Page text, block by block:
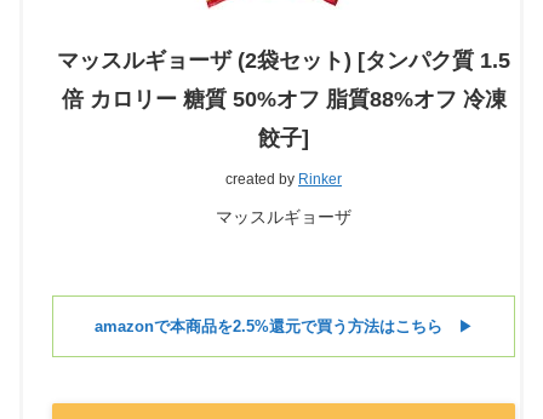
マッスルギョーザ (2袋セット) [タンパク質 1.5
倍 カロリー 糖質 50%オフ 脂質88%オフ 冷凍
餃子]
created by Rinker
マッスルギョーザ
amazonで本商品を2.5%還元で買う方法はこちら ▶︎